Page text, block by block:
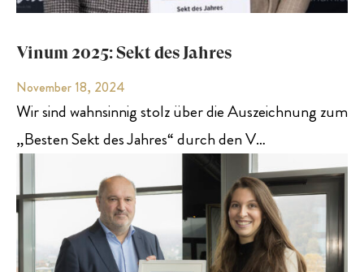
Vinum 2025: Sekt des Jahres
November 18, 2024
Wir sind wahnsinnig stolz über die Auszeichnung zum
„Besten Sekt des Jahres“ durch den V…